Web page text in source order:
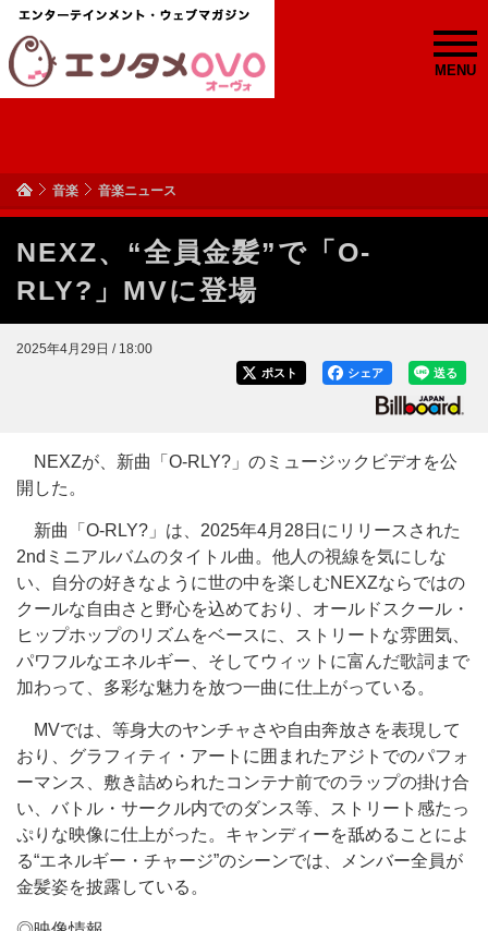
MENU
音楽 音楽ニュース
NEXZ、“全員金髪”で「O-
RLY?」MVに登場
2025年4月29日 / 18:00
送る
シェア
ポスト
NEXZが、新曲「O-RLY?」のミュージックビデオを公
開した。
新曲「O-RLY?」は、2025年4月28日にリリースされた
2ndミニアルバムのタイトル曲。他人の視線を気にしな
い、自分の好きなように世の中を楽しむNEXZならではの
クールな自由さと野心を込めており、オールドスクール・
ヒップホップのリズムをベースに、ストリートな雰囲気、
パワフルなエネルギー、そしてウィットに富んだ歌詞まで
加わって、多彩な魅力を放つ一曲に仕上がっている。
MVでは、等身大のヤンチャさや自由奔放さを表現して
おり、グラフィティ・アートに囲まれたアジトでのパフォ
ーマンス、敷き詰められたコンテナ前でのラップの掛け合
い、バトル・サークル内でのダンス等、ストリート感たっ
ぷりな映像に仕上がった。キャンディーを舐めることによ
る“エネルギー・チャージ”のシーンでは、メンバー全員が
金髪姿を披露している。